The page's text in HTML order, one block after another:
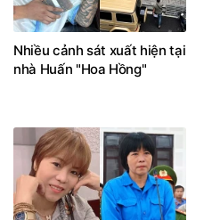
Nhiều cảnh sát xuất hiện tại
nhà Huấn "Hoa Hồng"